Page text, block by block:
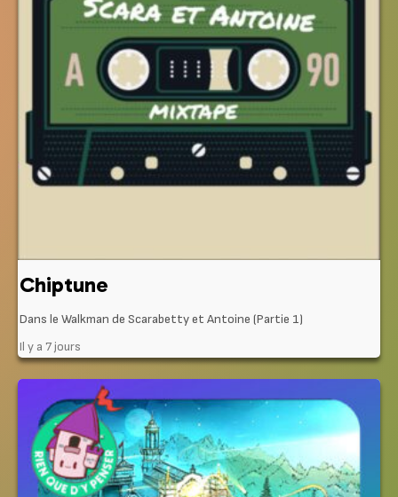
Chiptune
Dans le Walkman de Scarabetty et Antoine (Partie 1)
Il y a 7 jours